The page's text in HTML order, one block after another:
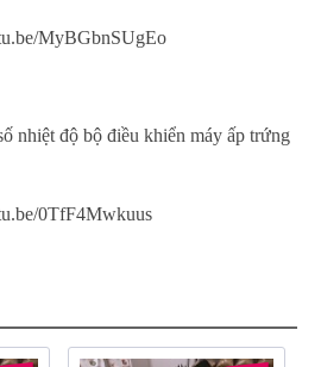
MyBGbnSUgEo
nhiệt độ bộ điều khiển máy ấp trứng
0TfF4Mwkuus